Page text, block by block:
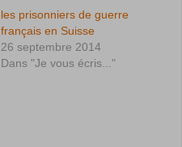
les prisonniers de guerre
français en Suisse
26 septembre 2014
Dans "Je vous écris..."